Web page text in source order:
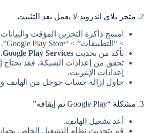
2. متجر بلاي اندرويد لا يعمل بعد التثبيت
امسح ذاكرة التخزين المؤقت
> “التطبيقات” > “Google Play Store”.
تأكد من تحديث Google Play Services
.
تحقق من إعدادات الشبكة، فقد تحتاج
إعدادات الإنترنت.
حاول إزالة حساب جوجل من الهاتف
3. مشكلة “Google Play تم إيقافه”
أعد تشغيل الهاتف.
قم بتحديث نظام التشغيل الخاص